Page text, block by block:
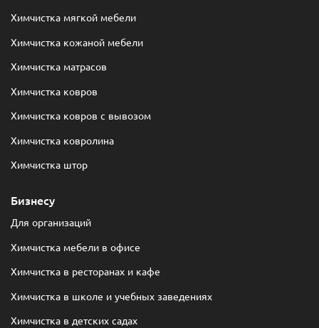
Химчистка мягкой мебели
Химчистка кожаной мебели
Химчистка матрасов
Химчистка ковров
Химчистка ковров с вывозом
Химчистка ковролина
Химчистка штор
Бизнесу
Для организаций
Химчистка мебели в офисе
Химчистка в ресторанах и кафе
Химчистка в школе и учебных заведениях
Химчистка в детских садах